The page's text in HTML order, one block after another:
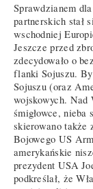
Sprawdzianem
partnerskich stał
wschodniej
Jeszcze przed
zdecydowało o
flanki Sojuszu. By
Sojuszu (oraz
wojskowych. Nad
śmigłowce, nieba
skierowano także
Bojowego US
amerykańskie
prezydent USA
podkreślał, że